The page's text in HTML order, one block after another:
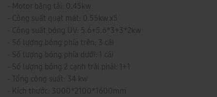
- Motor băng tải: 0.45kw
- Công suất quạt mát: 0.55kw x5
- Công suất bóng UV: 5.6+5.6*3+3*2kw
- Số lượng bóng phía trên: 3 cái
- Số lượng bóng phía dưới: 1 cái
- Số lượng bóng 2 cạnh trái phải: 1+1
- Tổng công suất: 34 kw
- Kích thước: 3000*2100*1600mm